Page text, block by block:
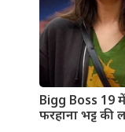
Bigg Boss 19
फरहाना भट्ट की